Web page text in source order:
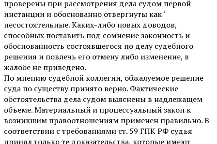
проверены при рассмотрения дела судом первой
инстанции и обоснованно отвергнуты как ‘
несостоятельные. Каких-либо новых доводов,
способных поставить под сомнение законность и
обоснованность состоявшегося по делу судебного
решения и повлечь его отмену либо изменение, в
жалобе не приведено.
По мнению судебной коллегии, обжалуемое решение
суда по существу принято верно. Фактические
обстоятельства дела судом выяснены в надлежащем
объеме. Материальный и процессуальный закон к
возникшим правоотношениям применен правильно. В
соответствии с требованиями ст. 59 ГПК РФ судья
принял только те доказательства, которые имеют